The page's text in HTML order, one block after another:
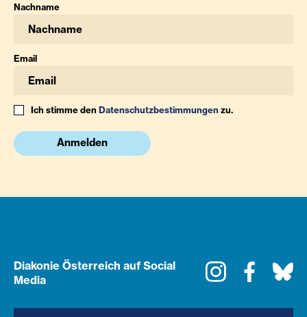
Nachname
Email
Ich stimme denDatenschutzbestimmungenzu.
Anmelden
Diakonie Österreich auf Social
Media
Instagram